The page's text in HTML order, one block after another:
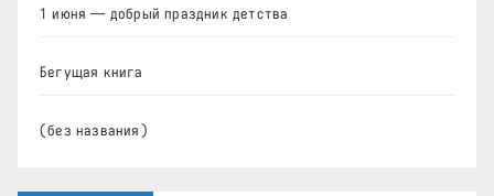
1 июня — добрый праздник детства
Бегущая книга
(без названия)